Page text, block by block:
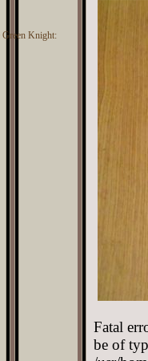
Knight:
Fatal
be of